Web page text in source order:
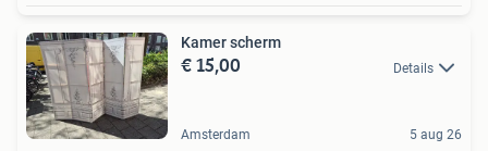
Kamer scherm
€ 15,00 Details
Amsterdam 5 aug 26